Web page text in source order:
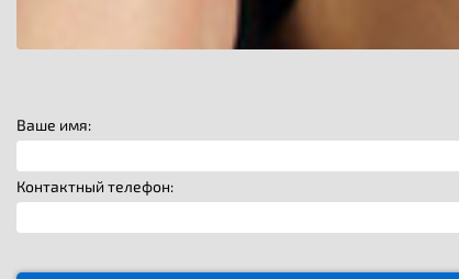
Ваше имя:
Контактный телефон: